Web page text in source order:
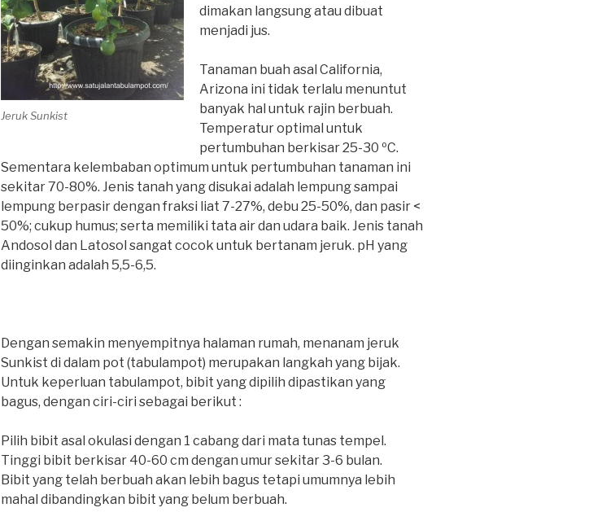
Jeruk Sunkist
dimakan langsung atau dibuat
menjadi jus.
Tanaman buah asal California,
Arizona ini tidak terlalu menuntut
banyak hal untuk rajin berbuah.
Temperatur optimal untuk
pertumbuhan berkisar 25-30 ºC.
Sementara kelembaban optimum untuk pertumbuhan tanaman ini
sekitar 70-80%. Jenis tanah yang disukai adalah lempung sampai
lempung berpasir dengan fraksi liat 7-27%, debu 25-50%, dan pasir <
50%; cukup humus; serta memiliki tata air dan udara baik. Jenis tanah
Andosol dan Latosol sangat cocok untuk bertanam jeruk. pH yang
diinginkan adalah 5,5-6,5.
Dengan semakin menyempitnya halaman rumah, menanam jeruk
Sunkist di dalam pot (tabulampot) merupakan langkah yang bijak.
Untuk keperluan tabulampot, bibit yang dipilih dipastikan yang
bagus, dengan ciri-ciri sebagai berikut :
Pilih bibit asal okulasi dengan 1 cabang dari mata tunas tempel.
Tinggi bibit berkisar 40-60 cm dengan umur sekitar 3-6 bulan.
Bibit yang telah berbuah akan lebih bagus tetapi umumnya lebih
mahal dibandingkan bibit yang belum berbuah.